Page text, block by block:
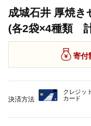
成城石井 厚焼き
(各2袋×4種類
寄付
決済方法
クレジット
カード